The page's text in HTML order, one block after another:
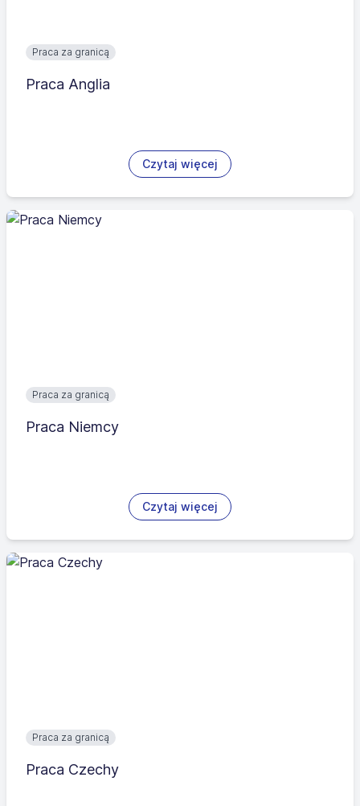
Praca za granicą
Praca Anglia
Czytaj więcej
Praca za granicą
Praca Niemcy
Czytaj więcej
Praca za granicą
Praca Czechy